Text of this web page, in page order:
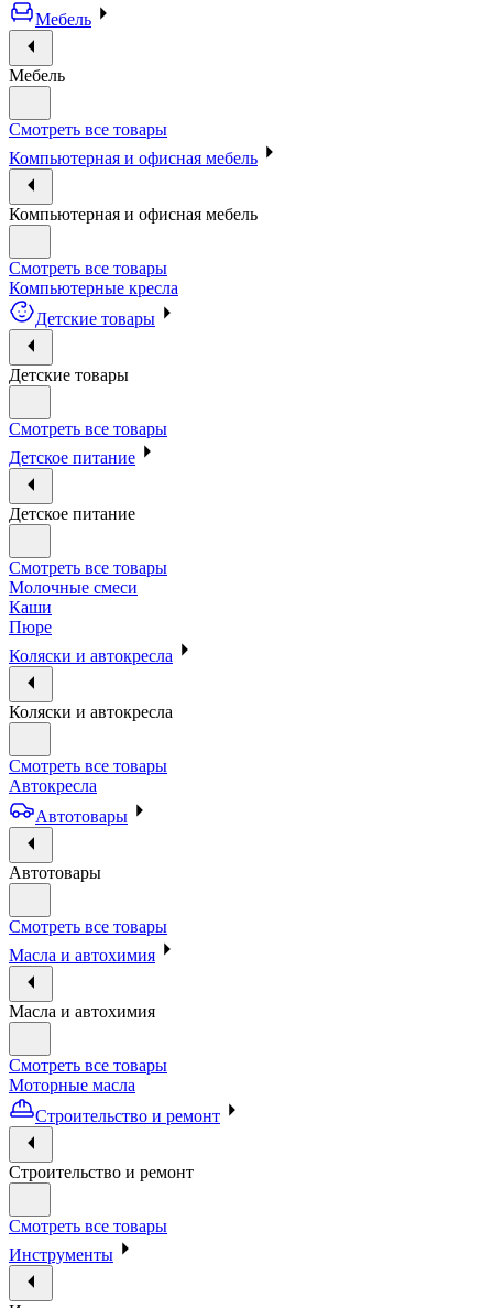
Мебель
Мебель
Смотреть все товары
Компьютерная и офисная мебель
Компьютерная и офисная мебель
Смотреть все товары
Компьютерные кресла
Детские товары
Детские товары
Смотреть все товары
Детское питание
Детское питание
Смотреть все товары
Молочные смеси
Каши
Пюре
Коляски и автокресла
Коляски и автокресла
Смотреть все товары
Автокресла
Автотовары
Автотовары
Смотреть все товары
Масла и автохимия
Масла и автохимия
Смотреть все товары
Моторные масла
Строительство и ремонт
Строительство и ремонт
Смотреть все товары
Инструменты